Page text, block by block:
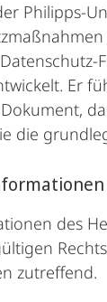
Philipps-
Er
die
des
zutreffend.